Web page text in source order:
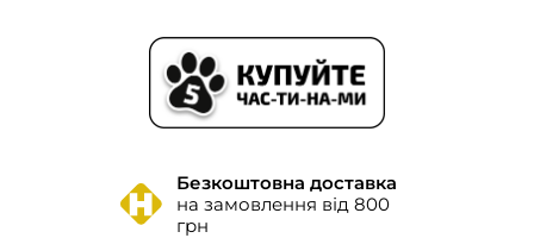
Безкоштовна доставка
на замовлення від 800
грн